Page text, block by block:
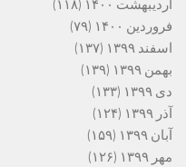
اردیبهشت ۱۴۰۰
(۱۱۸)
فروردین ۱۴۰۰
(۷۹)
اسفند ۱۳۹۹
(۱۳۷)
بهمن ۱۳۹۹
(۱۳۹)
دی ۱۳۹۹
(۱۳۳)
آذر ۱۳۹۹
(۱۲۴)
آبان ۱۳۹۹
(۱۵۹)
مهر ۱۳۹۹
(۱۲۶)